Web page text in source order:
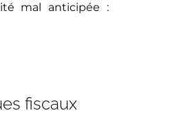
mal anticipée :
fiscaux